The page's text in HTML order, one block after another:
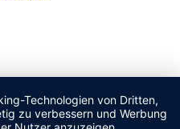
Technologien von Dritten,
zu verbessern und Werbung